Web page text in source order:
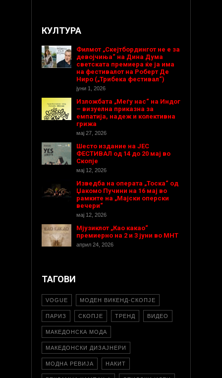
КУЛТУРА
Филмот „Скејтбордингот не е за
девојчиња“ на Дина Дума
светската премиера ќе ја има
на фестивалот на Роберт Де
Ниро („Трибека фестивал“)
јуни 1, 2026
Изложбата „Меѓу нас“ на Индог
– визуелна приказна за
емпатија, надеж и колективна
грижа
мај 27, 2026
Шесто издание на ЈЕС
ФЕСТИВАЛ од 14 до 20 мај во
Скопје
мај 12, 2026
Изведба на операта „Тоска“ од
Џакомо Пучини на 16 мај во
рамките на „Мајски оперски
вечери“
мај 12, 2026
Мјузиклот „Као какао“
премиерно на 2 и 3 јуни во МНТ
април 24, 2026
ТАГОВИ
VOGUE МОДЕН ВИКЕНД-СКОПЈЕ
ПАРИЗ СКОПЈЕ ТРЕНД ВИДЕО
МАКЕДОНСКА МОДА
МАКЕДОНСКИ ДИЗАЈНЕРИ
МОДНА РЕВИЈА НАКИТ